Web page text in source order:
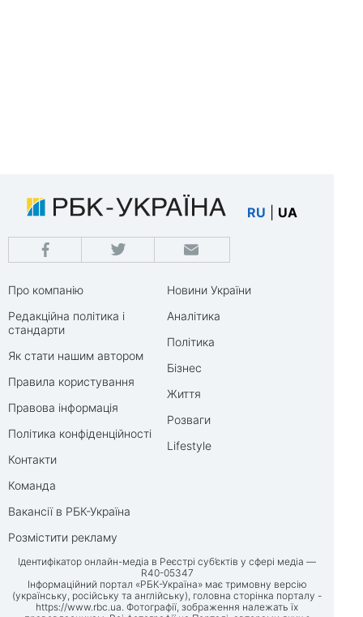
RU UA
Про компанію
Редакційна політика і
стандарти
Як стати нашим автором
Правила користування
Правова інформація
Політика конфіденційності
Контакти
Команда
Вакансії в РБК-Україна
Розмістити рекламу
Новини України
Аналітика
Політика
Бізнес
Життя
Розваги
Lifestyle
Ідентифікатор онлайн-медіа в Реєстрі суб’єктів у сфері медіа —
R40-05347
Інформаційний портал «РБК-Україна» має тримовну версію
(українську, російську та англійську), головна сторінка порталу -
https://www.rbc.ua. Фотографії, зображення належать їх